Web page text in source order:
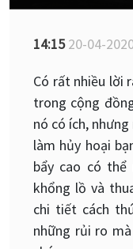
14:1520-04-
Có rất nhiều lời
trong cộng
nó có ích,
làm hủy hoại
bẩy cao có thể
khổng lồ và
chi tiết cách
những rủi ro